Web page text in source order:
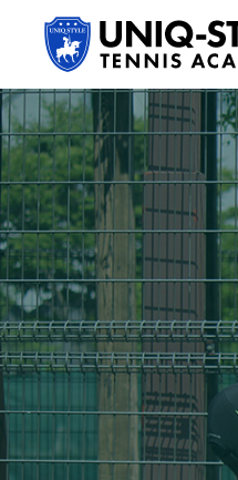
初め
シス
スク